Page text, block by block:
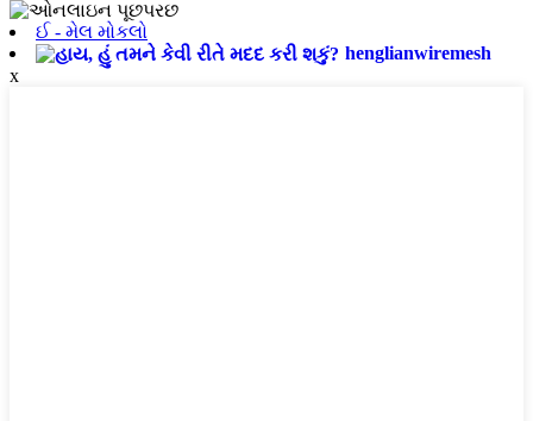
ઈ - મેલ મોકલો
henglianwiremesh
x